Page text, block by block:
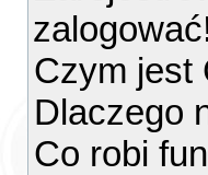
Czym jest
Dlaczego
Co robi